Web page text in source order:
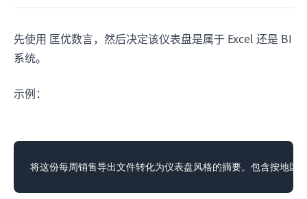
先使用 匡优数言，然后决定该仪表盘是属于 Excel 还是 BI
系统。
示例：